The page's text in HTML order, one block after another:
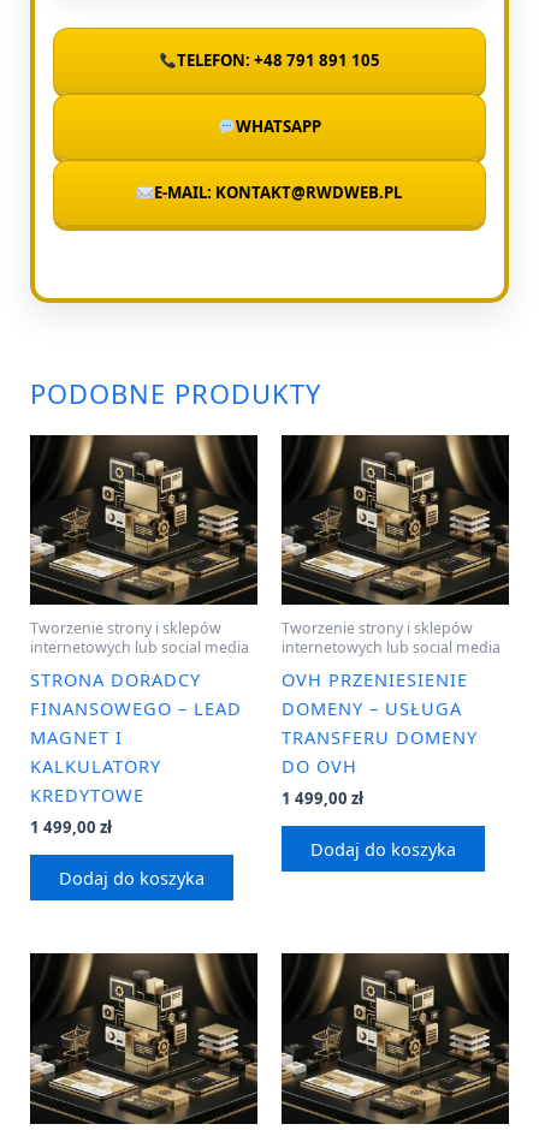
TELEFON: +48 791 891 105
WHATSAPP
E-MAIL: KONTAKT@RWDWEB.PL
PODOBNE PRODUKTY
Tworzenie strony i sklepów
internetowych lub social media
STRONA DORADCY
FINANSOWEGO – LEAD
MAGNET I
KALKULATORY
KREDYTOWE
1 499,00 zł
Dodaj do koszyka
Tworzenie strony i sklepów
internetowych lub social media
OVH PRZENIESIENIE
DOMENY – USŁUGA
TRANSFERU DOMENY
DO OVH
1 499,00 zł
Dodaj do koszyka